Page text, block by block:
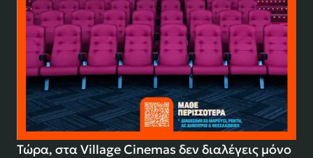
Τώρα, στα Village Cinemas δεν διαλέγεις μόνο